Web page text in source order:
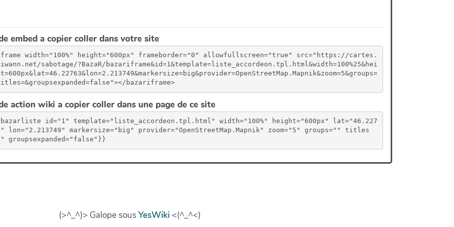
embed a copier coller dans votre site
width="100%" height="600px" frameborder="0" allowfullscreen="true" src="https://cartes.
sabotage/?BazaR/bazariframe&id=1&template=liste_accordeon.tpl.html&width=100%25&hei
bazariframe>
action wiki a copier coller dans une page de ce site
id="1" template="liste_accordeon.tpl.html" width="100%" height="600px" lat="46.227
lon="2.213749" markersize="big" provider="OpenStreetMap.Mapnik" zoom="5" groups="" titles
groupsexpanded="false"}}
(>^_^)> Galope sousYesWiki <(^_^<)